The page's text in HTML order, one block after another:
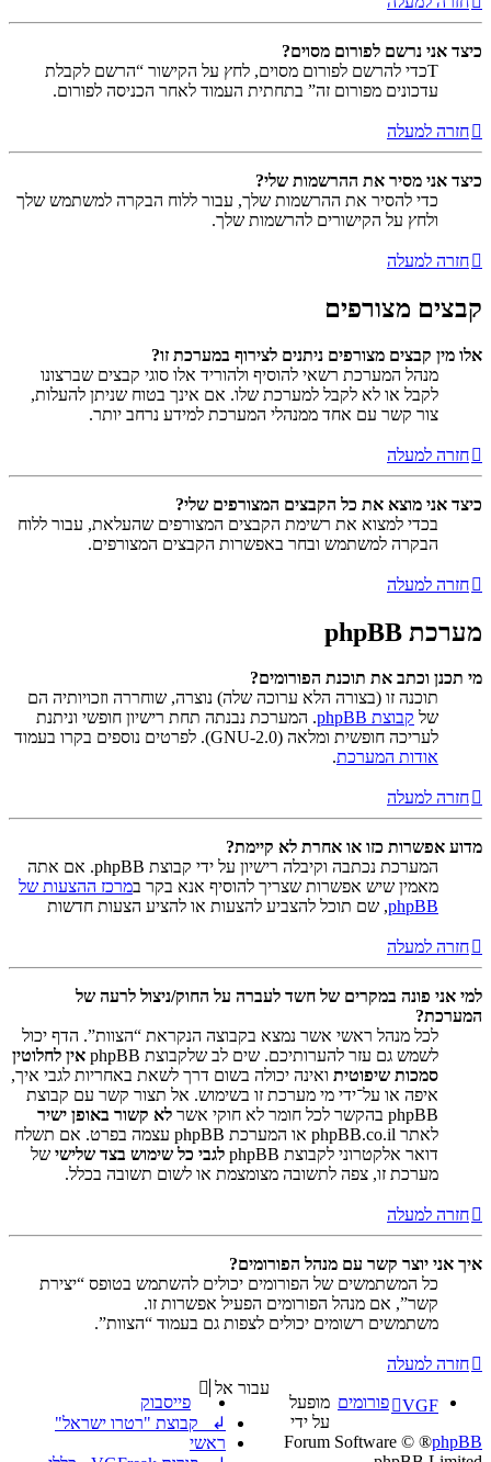
כיצד אני נרשם לפורום מסוים?
Tכדי להרשם לפורום מסוים, לחץ על הקישור “הרשם לקבלת
עדכונים מפורום זה” בתחתית העמוד לאחר הכניסה לפורום.
חזרה למעלה
כיצד אני מסיר את ההרשמות שלי?
כדי להסיר את ההרשמות שלך, עבור ללוח הבקרה למשתמש שלך
ולחץ על הקישורים להרשמות שלך.
חזרה למעלה
קבצים מצורפים
אלו מין קבצים מצורפים ניתנים לצירוף במערכת זו?
מנהל המערכת רשאי להוסיף ולהוריד אלו סוגי קבצים שברצונו
לקבל או לא לקבל למערכת שלו. אם אינך בטוח שניתן להעלות,
צור קשר עם אחד ממנהלי המערכת למידע נרחב יותר.
חזרה למעלה
כיצד אני מוצא את כל הקבצים המצורפים שלי?
בכדי למצוא את רשימת הקבצים המצורפים שהעלאת, עבור ללוח
הבקרה למשתמש ובחר באפשרות הקבצים המצורפים.
חזרה למעלה
מערכת phpBB
מי תכנן וכתב את תוכנת הפורומים?
תוכנה זו (בצורה הלא ערוכה שלה) נוצרה, שוחררה וזכויותיה הם
של קבוצת phpBB
. המערכת נבנתה תחת רישיון חופשי וניתנת
לעריכה חופשית ומלאה (GNU-2.0). לפרטים נוספים בקרו בעמוד
אודות המערכת.
חזרה למעלה
מדוע אפשרות כזו או אחרת לא קיימת?
המערכת נכתבה וקיבלה רישיון על ידי קבוצת phpBB. אם אתה
מאמין שיש אפשרות שצריך להוסיף אנא בקר במרכז ההצעות של
phpBB, שם תוכל להצביע להצעות או להציע הצעות חדשות
חזרה למעלה
למי אני פונה במקרים של חשד לעברה על החוק/ניצול לרעה של
המערכת?
לכל מנהל ראשי אשר נמצא בקבוצה הנקראת “הצוות”. הדף יכול
לשמש גם עזר להערותיכם. שים לב שלקבוצת phpBB
אין לחלוטין
סמכות שיפוטית ואינה יכולה בשום דרך לשאת באחריות לגבי איך,
איפה או על־ידי מי מערכת זו בשימוש. אל תצור קשר עם קבוצת
phpBB בהקשר לכל חומר לא חוקי אשר
לא קשור באופן ישיר
לאתר phpBB.co.il או המערכת phpBB עצמה בפרט. אם תשלח
דואר אלקטרוני לקבוצת phpBB
לגבי כל שימוש בצד שלישי של
מערכת זו, צפה לתשובה מצומצמת או לשום תשובה בכלל.
חזרה למעלה
איך אני יוצר קשר עם מנהל הפורומים?
כל המשתמשים של הפורומים יכולים להשתמש בטופס “יצירת
קשר”, אם מנהל הפורומים הפעיל אפשרות זו.
משתמשים רשומים יכולים לצפות גם בעמוד “הצוות”.
חזרה למעלה
עבור אל
פייסבוק
↲ קבוצת "רטרו ישראל"
ראשי
VGF פורומים מופעל
על ידי
phpBB
® Forum Software ©